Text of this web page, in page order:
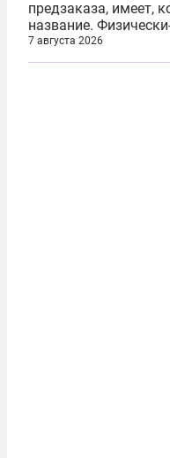
предзаказа, имеет,
название.
относительно. Но
безотносительно
7 августа 2026